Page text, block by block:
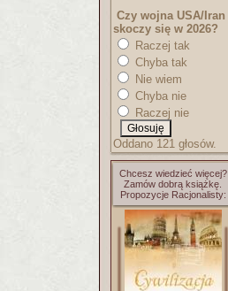
Czy wojna USA/Iran
skoczy się w 2026?
Raczej tak
Chyba tak
Nie wiem
Chyba nie
Raczej nie
Oddano 121 głosów.
Chcesz wiedzieć więcej?
Zamów dobrą książkę.
Propozycje Racjonalisty: